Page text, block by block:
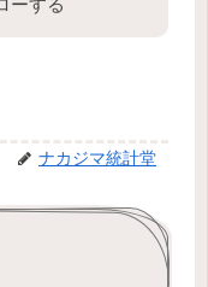
ナカジマ統計堂